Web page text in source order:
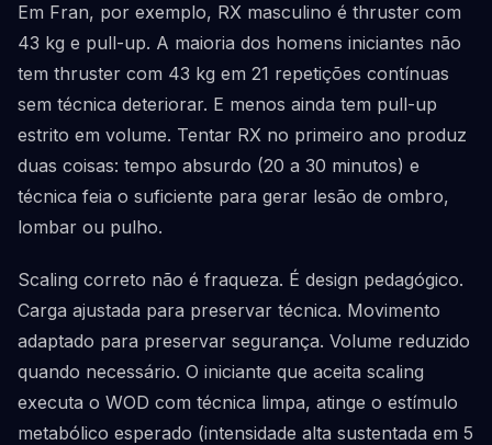
Em Fran, por exemplo, RX masculino é thruster com
43 kg e pull-up. A maioria dos homens iniciantes não
tem thruster com 43 kg em 21 repetições contínuas
sem técnica deteriorar. E menos ainda tem pull-up
estrito em volume. Tentar RX no primeiro ano produz
duas coisas: tempo absurdo (20 a 30 minutos) e
técnica feia o suficiente para gerar lesão de ombro,
lombar ou pulho.
Scaling correto não é fraqueza. É design pedagógico.
Carga ajustada para preservar técnica. Movimento
adaptado para preservar segurança. Volume reduzido
quando necessário. O iniciante que aceita scaling
executa o WOD com técnica limpa, atinge o estímulo
metabólico esperado (intensidade alta sustentada em 5